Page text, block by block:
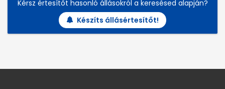
Kérsz értesítőt hasonló állásokról a keresésed alapján?
Készíts állásértesítőt!